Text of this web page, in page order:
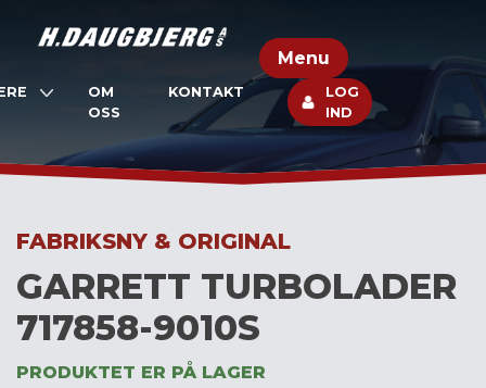
Menu
OM
OSS
KONTAKT
LOG
IND
FABRIKSNY & ORIGINAL
GARRETT TURBOLADER
717858-9010S
PRODUKTET ER PÅ LAGER